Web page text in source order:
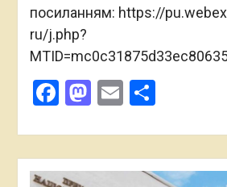
посиланням: https://
ru/j.php?
Facebook
Mastodon
Email